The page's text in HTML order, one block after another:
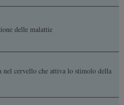
delle malattie
nel cervello che attiva lo stimolo della